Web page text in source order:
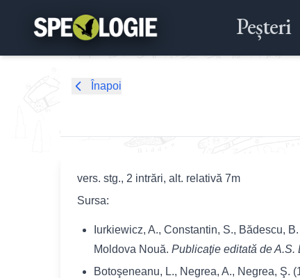
Peșteri
Înapoi
vers. stg., 2 intrări, alt. relativă 7m
Sursa:
Iurkiewicz, A., Constantin, S., Bădescu,
Moldova Nouă. Publicaţie editată de A.S.
Botoşeneanu, L., Negrea, A., Negrea, Ş.